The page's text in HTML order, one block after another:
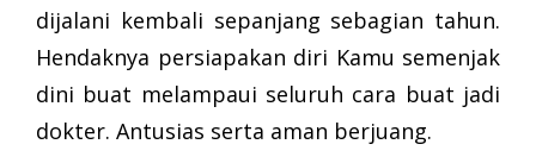
dijalani kembali sepanjang sebagian tahun.
Hendaknya persiapakan diri Kamu semenjak
dini buat melampaui seluruh cara buat jadi
dokter. Antusias serta aman berjuang.